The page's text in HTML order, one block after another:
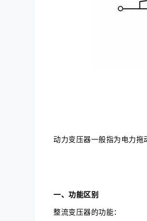
动力变压器一般指为电力拖
一、功能区别
整流变压器的功能：